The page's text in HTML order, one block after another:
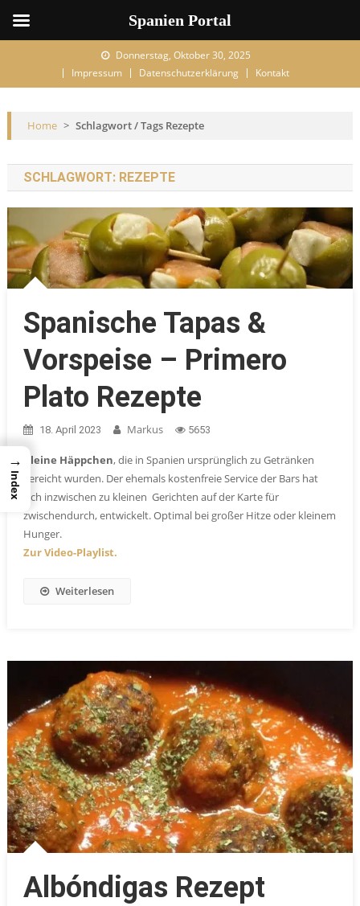
Donnerstag, Oktober 30, 2025
Impressum
Datenschutzerklärung Kontakt
Home > Schlagwort / Tags Rezepte
SCHLAGWORT: REZEPTE
Spanische Tapas &
Vorspeise – Primero
Plato Rezepte
18. April 2023 Markus 5653
Kleine Häppchen, die in Spanien ursprünglich zu Getränken
gereicht wurden. Der ehemals kostenfreie Service der Bars hat
sich inzwischen zu kleinen Gerichten auf der Karte für
zwischendurch, entwickelt. Optimal bei großer Hitze oder kleinem
Hunger.
Zur Video-Playlist.
Weiterlesen
Albóndigas Rezept
→
Index
Spanien Portal